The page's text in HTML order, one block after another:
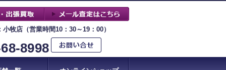
牧店（営業時間10：30～19：00）
8998